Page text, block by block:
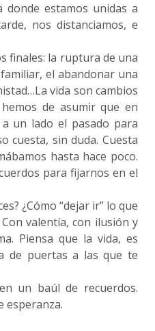
estamos unidas a
nos distanciamos, e
finales: la ruptura de una
el abandonar una
vida son cambios
de asumir que en
un lado el pasado para
cuesta, sin duda. Cuesta
hasta hace poco.
para fijarnos en el
¿Cómo “dejar ir” lo que
valentía, con ilusión y
Piensa que la vida, es
de puertas a las que te
un baúl de recuerdos.
esperanza.